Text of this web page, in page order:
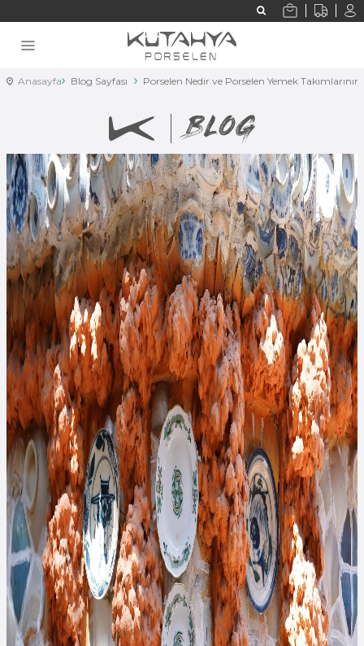
Anasayfa Blog Sayfası Porselen Nedir ve Porselen Yemek